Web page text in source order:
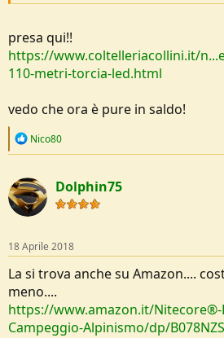
presa qui!!
https://www.coltelleriacollini.it/
110-metri-torcia-led.html
vedo che ora è pure in saldo!
R
c
t
i
o
s
:
Nico80
Dolphin75
18 Aprile 2018
La si trova anche su Amazon....
meno....
https://www.amazon.it/Nitecore®-
Campeggio-Alpinismo/dp/